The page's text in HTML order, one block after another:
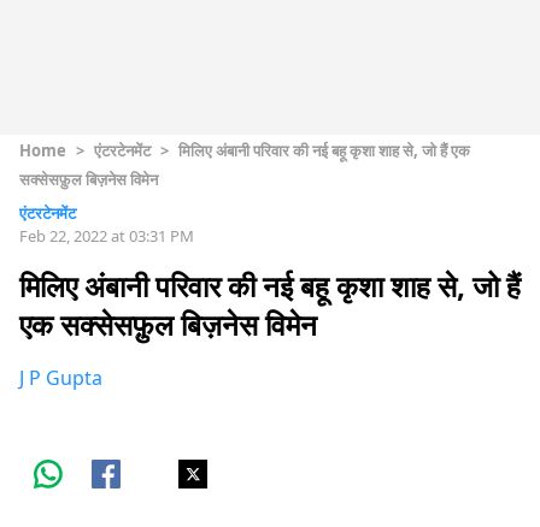
Home > एंटरटेनमेंट > मिलिए अंबानी परिवार की नई बहू कृशा शाह से, जो हैं एक
सक्सेसफ़ुल बिज़नेस विमेन
एंटरटेनमेंट
Feb 22, 2022 at 03:31 PM
मिलिए अंबानी परिवार की नई बहू कृशा शाह से, जो हैं
एक सक्सेसफ़ुल बिज़नेस विमेन
J P Gupta